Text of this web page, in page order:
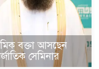
বক্তা আসছেন
সেমিনার